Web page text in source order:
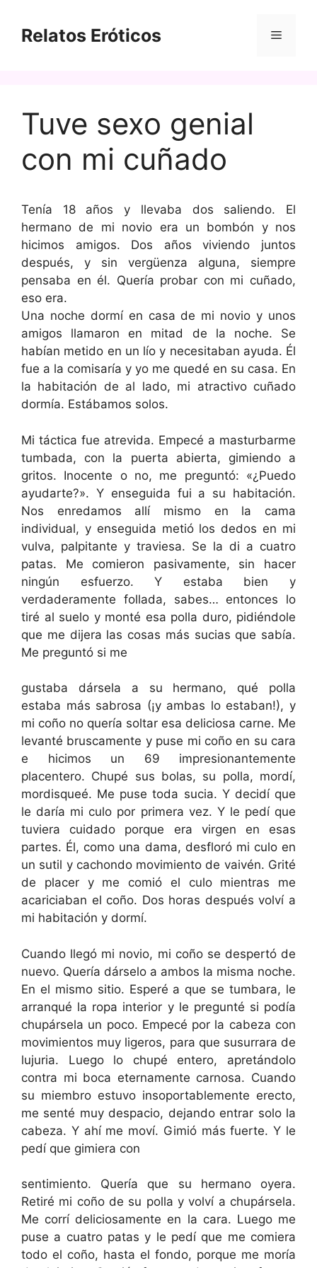
contenido
Relatos Eróticos Menú
Tuve sexo genial
con mi cuñado
Tenía 18 años y llevaba dos saliendo. El
hermano de mi novio era un bombón y nos
hicimos amigos. Dos años viviendo juntos
después, y sin vergüenza alguna, siempre
pensaba en él. Quería probar con mi cuñado,
eso era.
Una noche dormí en casa de mi novio y unos
amigos llamaron en mitad de la noche. Se
habían metido en un lío y necesitaban ayuda. Él
fue a la comisaría y yo me quedé en su casa. En
la habitación de al lado, mi atractivo cuñado
dormía. Estábamos solos.
Mi táctica fue atrevida. Empecé a masturbarme
tumbada, con la puerta abierta, gimiendo a
gritos. Inocente o no, me preguntó: «¿Puedo
ayudarte?». Y enseguida fui a su habitación.
Nos enredamos allí mismo en la cama
individual, y enseguida metió los dedos en mi
vulva, palpitante y traviesa. Se la di a cuatro
patas. Me comieron pasivamente, sin hacer
ningún esfuerzo. Y estaba bien y
verdaderamente follada, sabes… entonces lo
tiré al suelo y monté esa polla duro, pidiéndole
que me dijera las cosas más sucias que sabía.
Me preguntó si me
gustaba dársela a su hermano, qué polla
estaba más sabrosa (¡y ambas lo estaban!), y
mi coño no quería soltar esa deliciosa carne. Me
levanté bruscamente y puse mi coño en su cara
e hicimos un 69 impresionantemente
placentero. Chupé sus bolas, su polla, mordí,
mordisqueé. Me puse toda sucia. Y decidí que
le daría mi culo por primera vez. Y le pedí que
tuviera cuidado porque era virgen en esas
partes. Él, como una dama, desfloró mi culo en
un sutil y cachondo movimiento de vaivén. Grité
de placer y me comió el culo mientras me
acariciaban el coño. Dos horas después volví a
mi habitación y dormí.
Cuando llegó mi novio, mi coño se despertó de
nuevo. Quería dárselo a ambos la misma noche.
En el mismo sitio. Esperé a que se tumbara, le
arranqué la ropa interior y le pregunté si podía
chupársela un poco. Empecé por la cabeza con
movimientos muy ligeros, para que susurrara de
lujuria. Luego lo chupé entero, apretándolo
contra mi boca eternamente carnosa. Cuando
su miembro estuvo insoportablemente erecto,
me senté muy despacio, dejando entrar solo la
cabeza. Y ahí me moví. Gimió más fuerte. Y le
pedí que gimiera con
sentimiento. Quería que su hermano oyera.
Retiré mi coño de su polla y volví a chupársela.
Me corrí deliciosamente en la cara. Luego me
puse a cuatro patas y le pedí que me comiera
todo el coño, hasta el fondo, porque me moría